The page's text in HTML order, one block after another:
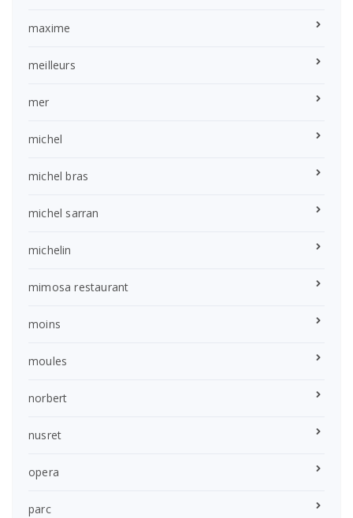
maxime
meilleurs
mer
michel
michel bras
michel sarran
michelin
mimosa restaurant
moins
moules
norbert
nusret
opera
parc